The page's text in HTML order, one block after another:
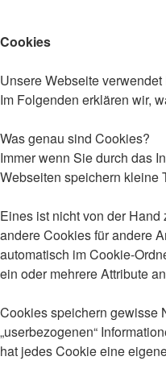
Cookies
Unsere Webseite
Im Folgenden erklären wir,
Was genau sind Cookies?
Immer wenn Sie durch das
Webseiten speichern kleine
Eines ist nicht von der
andere Cookies für andere
automatisch im Cookie-
ein oder mehrere Attribute
Cookies speichern gewisse
„userbezogenen“
hat jedes Cookie eine